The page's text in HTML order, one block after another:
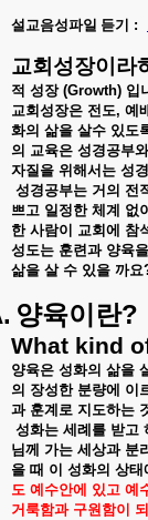
설교음성파일 듣기 :
교회성장이라
적 성장 (Growth) 입
교회성장은 전도, 예
화의 삶을 살수 있도
의 교육은 성경공부와
자질을 위해서는 성
성경공부는 거의 전
쁘고 일정한 체계 없이
한 사람이 교회에 참
성도는 훈련과 양육을
삶을 살 수 있을 까요
양육이란?
What kind
양육은 성화의 삶을
의 장성한 분량에 이
과 훈계로 지도하는
성화는 세례를 받고
님께 가는 세상과 분
을 때 이 성화의 상태
도 예수안에 있고 예
거룩함과 구원함이